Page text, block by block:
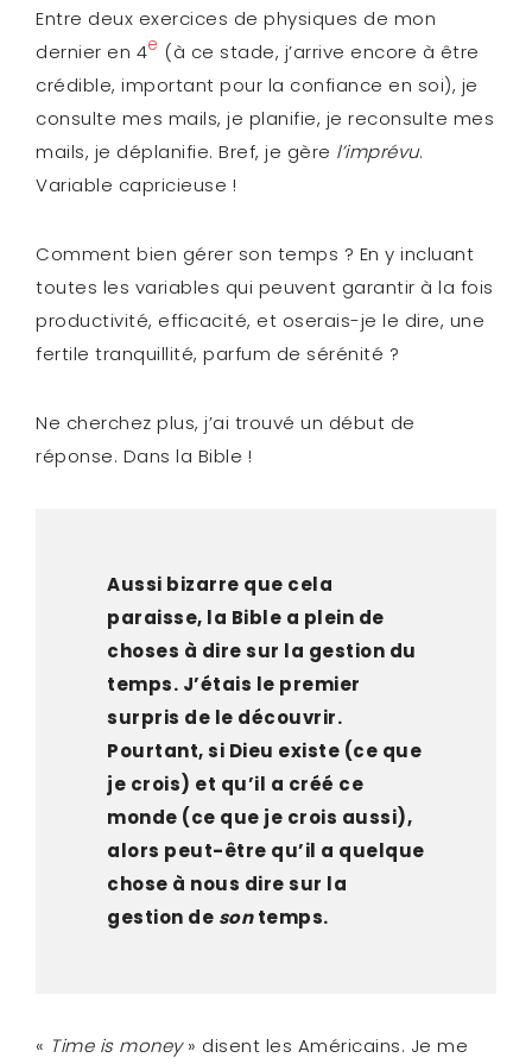
Entre deux exercices de physiques de mon
dernier en 4e (à ce stade, j’arrive encore à être
crédible, important pour la confiance en soi), je
consulte mes mails, je planifie, je reconsulte mes
mails, je déplanifie. Bref, je gère l’imprévu.
Variable capricieuse !
Comment bien gérer son temps ? En y incluant
toutes les variables qui peuvent garantir à la fois
productivité, efficacité, et oserais-je le dire, une
fertile tranquillité, parfum de sérénité ?
Ne cherchez plus, j’ai trouvé un début de
réponse. Dans la Bible !
Aussi bizarre que cela
paraisse, la Bible a plein de
choses à dire sur la gestion du
temps. J’étais le premier
surpris de le découvrir.
Pourtant, si Dieu existe (ce que
je crois) et qu’il a créé ce
monde (ce que je crois aussi),
alors peut-être qu’il a quelque
chose à nous dire sur la
gestion de sontemps.
« Time is money» disent les Américains. Je me